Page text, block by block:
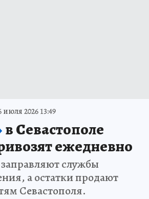
июля 2026 13:49
в Севастополе
ежедневно
заправляют службы
а остатки продают
Севастополя.